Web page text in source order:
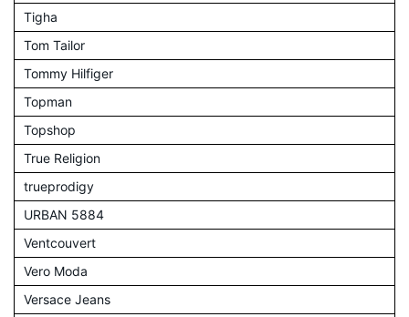
Tigha
Tom Tailor
Tommy Hilfiger
Topman
Topshop
True Religion
trueprodigy
URBAN 5884
Ventcouvert
Vero Moda
Versace Jeans